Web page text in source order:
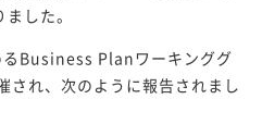
した。
Business Planワーキンググ
され、次のように報告されまし